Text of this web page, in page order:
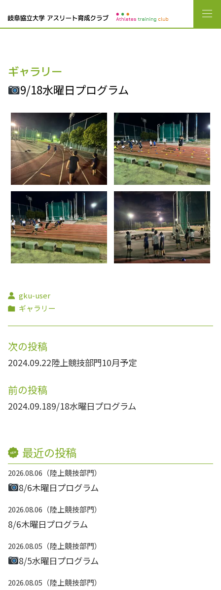
ギャラリー
9/18水曜日プログラム
gku-user
ギャラリー
次の投稿
2024.09.22陸上競技部門10月予定
前の投稿
2024.09.189/18水曜日プログラム
最近の投稿
2026.08.06 陸上競技部門
8/6木曜日プログラム
2026.08.06 陸上競技部門
8/6木曜日プログラム
2026.08.05 陸上競技部門
8/5水曜日プログラム
2026.08.05 陸上競技部門